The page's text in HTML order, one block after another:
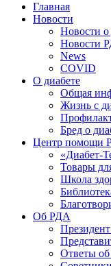
Главная
Новости
Новости о
Новости
News
COVID
О диабете
Общая
Жизнь с
Бред о
Центр помощи
«Диабет-
Товары
Школа
Об РДА
Ответы